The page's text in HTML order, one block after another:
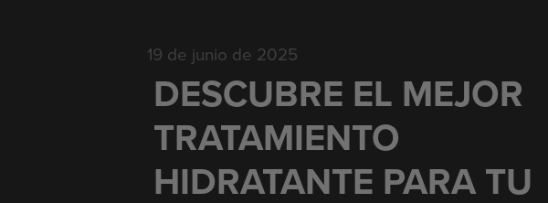
19 de junio de 2025
DESCUBRE EL MEJOR
TRATAMIENTO
HIDRATANTE PARA TU